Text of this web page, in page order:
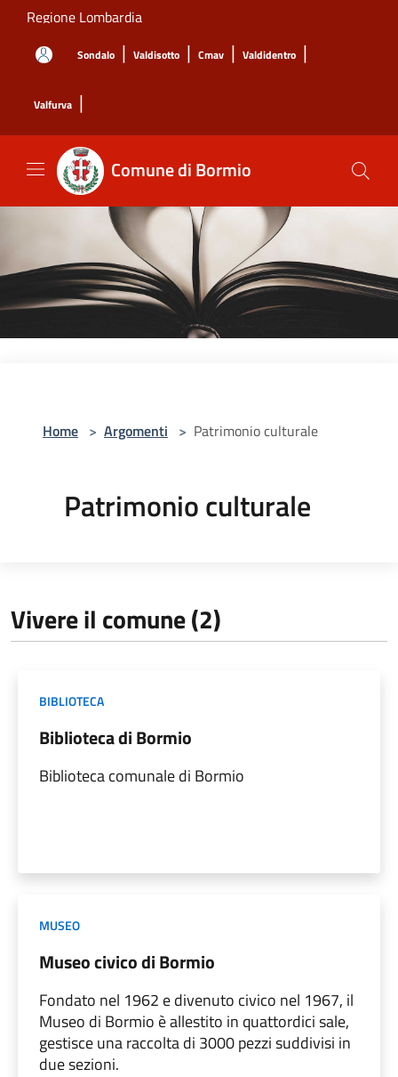
Salta al contenuto principale
Regione Lombardia
Sondalo | Valdisotto | Cmav | Valdidentro |
Valfurva |
Comune di Bormio
Home > Argomenti > Patrimonio culturale
Patrimonio culturale
Vivere il comune (2)
BIBLIOTECA
Biblioteca di Bormio
Biblioteca comunale di Bormio
MUSEO
Museo civico di Bormio
Fondato nel 1962 e divenuto civico nel 1967, il
Museo di Bormio è allestito in quattordici sale,
gestisce una raccolta di 3000 pezzi suddivisi in
due sezioni.